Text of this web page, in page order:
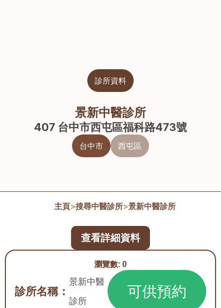
診所資料
景新中醫診所
407 台中市西屯區福科路473號
台中市 西屯區
主頁>搜尋中醫診所>景新中醫診所
瀏覽數: 0
診所名稱：
景新中醫
診所
可供預約
查看詳細資料